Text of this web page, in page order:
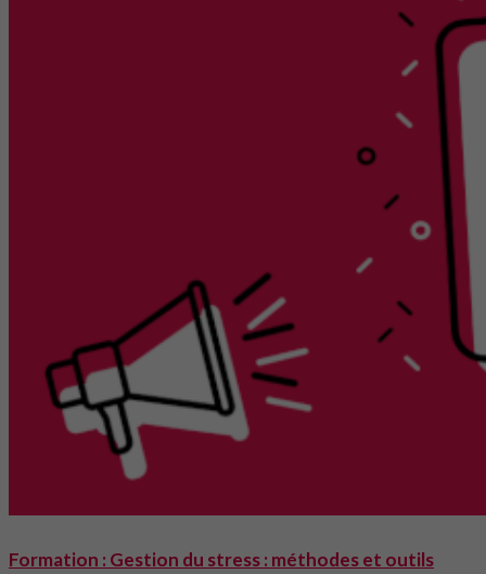
Formation : Gestion du stress : méthodes et outils